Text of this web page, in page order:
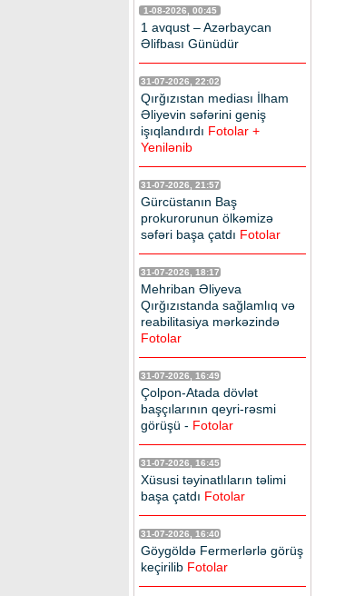
1-08-2026, 00:45
1 avqust – Azərbaycan
Əlifbası Günüdür
31-07-2026, 22:02
Qırğızıstan mediası İlham
Əliyevin səfərini geniş
işıqlandırdı Fotolar +
Yenilənib
31-07-2026, 21:57
Gürcüstanın Baş
prokurorunun ölkəmizə
səfəri başa çatdı Fotolar
31-07-2026, 18:17
Mehriban Əliyeva
Qırğızıstanda sağlamlıq və
reabilitasiya mərkəzində
Fotolar
31-07-2026, 16:49
Çolpon-Atada dövlət
başçılarının qeyri-rəsmi
görüşü - Fotolar
31-07-2026, 16:45
Xüsusi təyinatlıların təlimi
başa çatdı Fotolar
31-07-2026, 16:40
Göygöldə Fermerlərlə görüş
keçirilib Fotolar